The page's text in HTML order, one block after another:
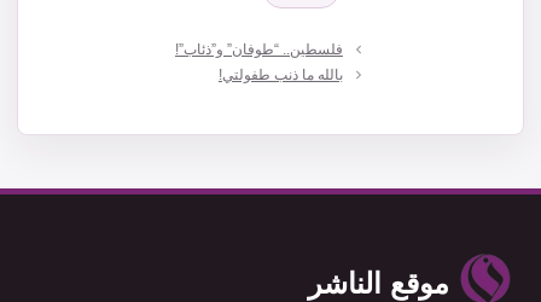
فلسطين.. “طوفان” و”ذئاب”!
بالله ما ذنب طفولتي!
موقع الناشر